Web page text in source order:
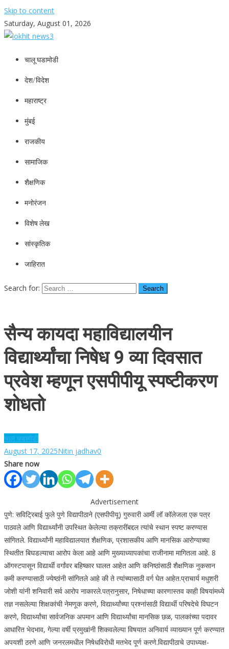
Skip to content
Saturday, August 01, 2026
lokhit news3
lokhit news 3
चालू घडामोडी
देश/विदेश
महाराष्ट्र
मुंबई
राजकीय
सामाजिक
शैक्षणिक
मनोरंजन
विशेष लेख
सांस्कृतिक
जाहिरात
Search for:
सैन्य कायदा महाविद्यालयीन
विद्यार्थ्यांचा निषेध 9 व्या दिवसात
प्रवेश म्हणून एसपीपीयू स्पष्टीकरण
शोधतो
चालू घडामोडी
August 17, 2025Nitin jadhav0
Share now
Advertisement
पुणे: सविट्रिबाई फुले पुणे विद्यापीठाने (एसपीपीयू) गुरुवारी आर्मी लॉ कॉलेजला एक पत्र
पाठवले आणि विद्यार्थ्यांनी उपस्थित केलेल्या तक्रारींबद्दल त्यांचे स्थान स्पष्ट करण्यास
सांगितले. विद्यार्थ्यांनी महाविद्यालयात शैक्षणिक, प्रशासकीय आणि मानसिक आरोग्याच्या
स्थितीत बिघडल्याचा आरोप केला आहे आणि मुख्याध्यापकांचा राजीनामा मागितला आहे. 8
ऑगस्टपासून विद्यार्थी वर्गांवर बहिष्कार घालत आहेत आणि कनिष्ठांसाठी शैक्षणिक नुकसान
कमी करण्यासाठी ज्येष्ठांनी सांगितले आहे की ते त्यांच्यासाठी वर्ग घेत आहेत.प्राचार्य मधुशरी
जोशी यांनी शनिवारी सर्व आरोप नाकारले.पत्रानुसार, निषेधाच्या कारणास्तव काही विषयांमध्ये
तज्ञ नसलेल्या शिक्षकांची नेमणूक करणे, विद्यार्थ्यांच्या प्रश्नांसाठी विद्यार्थी परिषदेचे विघटन
करणे, विद्यार्थ्यांचा सार्वजनिक अपमान आणि विद्यार्थ्यांचा मानसिक छळ, पालकांच्या पदावर
आधारित भेदभाव, गेल्या वर्षी प्रमुखांनी शिकवलेल्या विषयात अनिवार्य व्याख्यान पूर्ण करण्यात
अपयशी ठरणे आणि जनरलमधील निषेधविरोधी मतभेद पूर्ण करणे.विद्यापीठाचे उपाध्यक्ष-